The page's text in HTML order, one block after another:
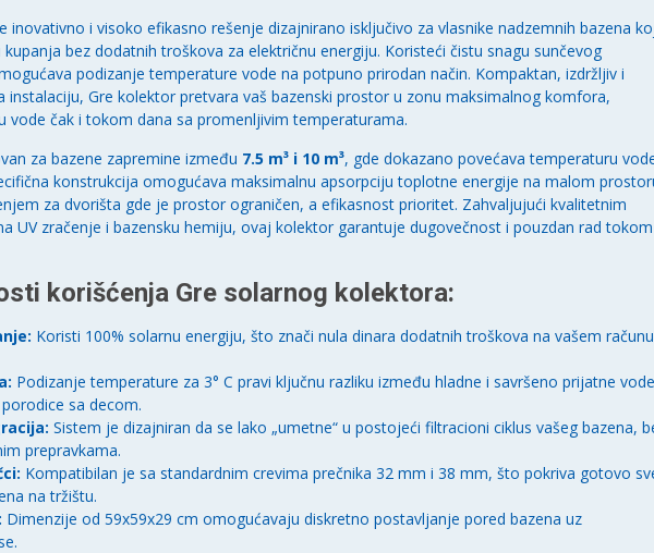
inovativno i visoko efikasno rešenje dizajnirano isključivo za vlasnike nadzemnih bazena
bez dodatnih troškova za električnu energiju. Koristeći čistu snagu sunčevog
podizanje temperature vode na potpuno prirodan način. Kompaktan, izdržljiv i
instalaciju, Gre kolektor pretvara vaš bazenski prostor u zonu maksimalnog komfora,
vode čak i tokom dana sa promenljivim temperaturama.
za bazene zapremine između 7.5 m³ i 10 m³, gde dokazano povećava temperaturu
konstrukcija omogućava maksimalnu apsorpciju toplotne energije na malom
za dvorišta gde je prostor ograničen, a efikasnost prioritet. Zahvaljujući kvalitetnim
UV zračenje i bazensku hemiju, ovaj kolektor garantuje dugovečnost i pouzdan rad tokom
korišćenja Gre solarnog kolektora:
Koristi 100% solarnu energiju, što znači nula dinara dodatnih troškova na vašem računu
Podizanje temperature za 3° C pravi ključnu razliku između hladne i savršeno prijatne vode
sa decom.
Sistem je dizajniran da se lako „umetne“ u postojeći filtracioni ciklus vašeg bazena,
prepravkama.
Kompatibilan je sa standardnim crevima prečnika 32 mm i 38 mm, što pokriva gotovo
na tržištu.
Dimenzije od 59x59x29 cm omogućavaju diskretno postavljanje pored bazena uz